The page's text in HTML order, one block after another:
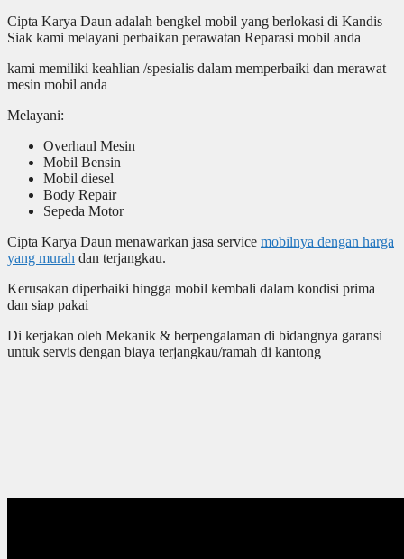
Cipta Karya Daun adalah bengkel mobil yang berlokasi di Kandis
Siak kami melayani perbaikan perawatan Reparasi mobil anda
kami memiliki keahlian /spesialis dalam memperbaiki dan merawat
mesin mobil anda
Melayani:
Overhaul Mesin
Mobil Bensin
Mobil diesel
Body Repair
Sepeda Motor
Cipta Karya Daun menawarkan jasa service mobilnya dengan harga
yang murah dan terjangkau.
Kerusakan diperbaiki hingga mobil kembali dalam kondisi prima
dan siap pakai
Di kerjakan oleh Mekanik & berpengalaman di bidangnya garansi
untuk servis dengan biaya terjangkau/ramah di kantong